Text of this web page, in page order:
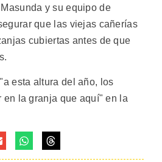
y su equipo de
que las viejas cañerías
cubiertas antes de que
esta altura del año, los
en la granja que aquí" en la